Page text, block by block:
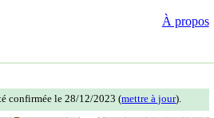
À propos
confirmée le 28/12/2023 (mettre à jour).